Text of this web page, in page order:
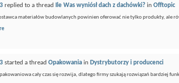
replied to a thread Ile Was wyniósł dach z dachówki? in Offtopic
materiałów budowlanych powinien oferować nie tylko produkty, ale
started a thread Opakowania in Dystrybutorzy i producenci
cały czas się rozwija, dlatego firmy szukają rozwiązań bardziej